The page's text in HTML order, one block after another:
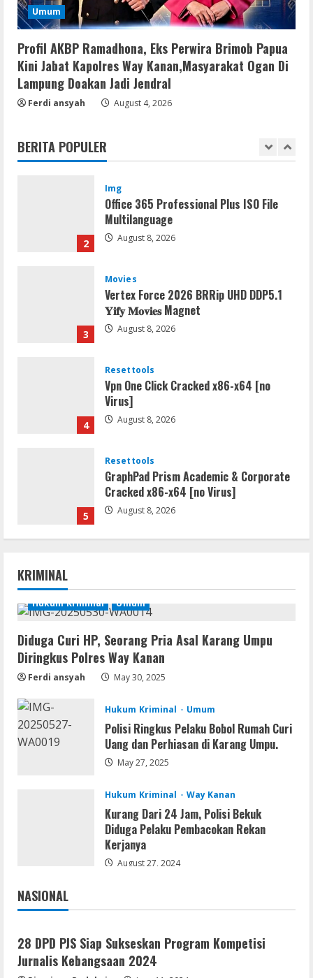
Umum
Profil AKBP Ramadhona, Eks Perwira Brimob Papua
Kini Jabat Kapolres Way Kanan,Masyarakat Ogan Di
Lampung Doakan Jadi Jendral
Ferdi ansyah August 4, 2026
BERITA POPULER
5
Resettools
GraphPad Prism Academic & Corporate
August 8, 2026
1
Resettools
Nik Collection (by DxO) Portable [no
2
Img
Office 365 Professional Plus ISO File
Multilanguage
August 8, 2026
3
Movies
Vertex Force 2026 BRRip UHD DDP5.1
𝐘𝐢𝐟𝐲 𝐌𝐨𝐯𝐢𝐞𝐬 Magnet
August 8, 2026
4
Resettools
Vpn One Click Cracked x86-x64 [no
Virus]
August 8, 2026
5
Resettools
GraphPad Prism Academic & Corporate
Cracked x86-x64 [no Virus]
August 8, 2026
1 August 8, 2026
Img
Office 365 Professional Plus ISO File
Multilanguage
Movies
Vertex Force 2026 BRRip UHD DDP5.1
𝐘𝐢𝐟𝐲 𝐌𝐨𝐯𝐢𝐞𝐬 Magnet
Resettools
Vpn One Click Cracked x86-x64 [no
Virus]
5
Cracked x86-x64 [no Virus]
August 8, 2026
KRIMINAL
Hukum Kriminal Umum
Diduga Curi HP, Seorang Pria Asal Karang Umpu
Diringkus Polres Way Kanan
Ferdi ansyah May 30, 2025
Hukum Kriminal Umum
Polisi Ringkus Pelaku Bobol Rumah Curi
Uang dan Perhiasan di Karang Umpu.
May 27, 2025
Hukum Kriminal Way Kanan
Kurang Dari 24 Jam, Polisi Bekuk
Diduga Pelaku Pembacokan Rekan
Kerjanya
August 27, 2024
NASIONAL
Jakarta
28 DPD PJS Siap Sukseskan Program Kompetisi
Jurnalis Kebangsaan 2024